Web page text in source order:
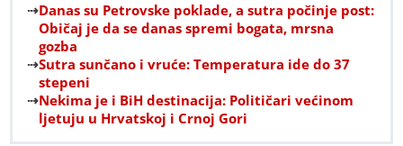
Danas su Petrovske poklade, a sutra počinje post:
Običaj je da se danas spremi bogata, mrsna
gozba
Sutra sunčano i vruće: Temperatura ide do 37
stepeni
Nekima je i BiH destinacija: Političari većinom
ljetuju u Hrvatskoj i Crnoj Gori